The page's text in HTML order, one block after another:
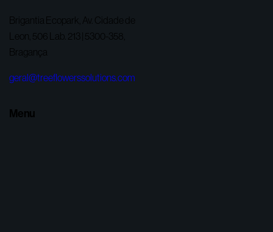
Brigantia Ecopark, Av. Cidade de
Leon, 506 Lab. 213 | 5300-358,
Bragança
geral@treeflowerssolutions.com
Menu